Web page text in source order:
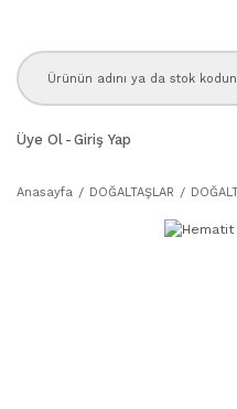
Üye Ol - Giriş Yap
Anasayfa DOĞALTAŞLAR